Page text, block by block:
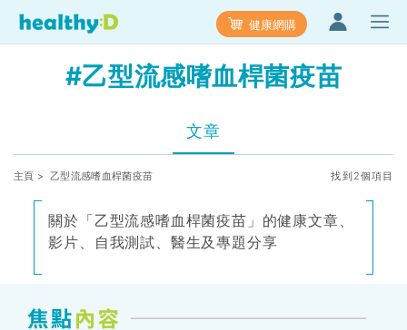
健康網購
#乙型流感嗜血桿菌疫苗
文章
主頁 > 乙型流感嗜血桿菌疫苗 找到2個項目
關於「乙型流感嗜血桿菌疫苗」的健康文章、
影片、自我測試、醫生及專題分享